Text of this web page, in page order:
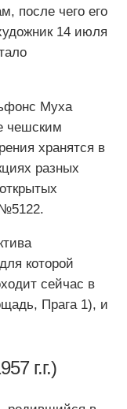
после чего его
14 июля
Муха
чешским
хранятся в
разных
которой
сейчас в
Прага 1), и
г.г.)